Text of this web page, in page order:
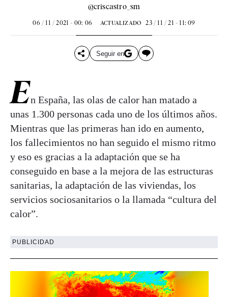
@criscastro_sm
06 / 11 / 2021 - 00: 06 ACTUALIZADO 23 / 11 / 21 - 11: 09
Seguir en
En España, las olas de calor han matado a
unas 1.300 personas cada uno de los últimos años.
Mientras que las primeras han ido en aumento,
los fallecimientos no han seguido el mismo ritmo
y eso es gracias a la adaptación que se ha
conseguido en base a la mejora de las estructuras
sanitarias, la adaptación de las viviendas, los
servicios sociosanitarios o la llamada “cultura del
calor”.
PUBLICIDAD